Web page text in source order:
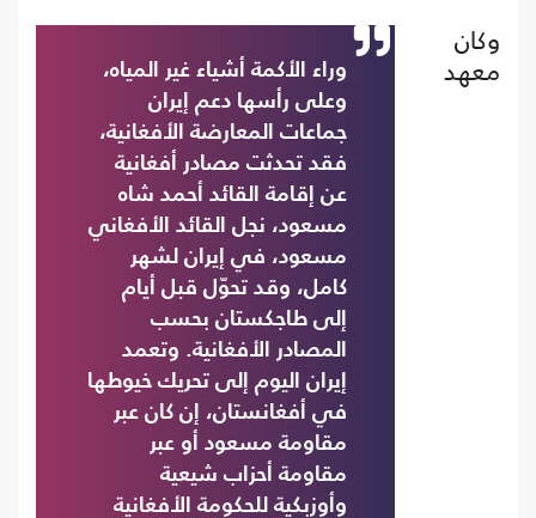
وراء الأكمة أشياء غير المياه،
وعلى رأسها دعم إيران
جماعات المعارضة الأفغانية،
فقد تحدثت مصادر أفغانية
عن إقامة القائد أحمد شاه
مسعود، نجل القائد الأفغاني
مسعود، في إيران لشهر
كامل، وقد تحوّل قبل أيام
إلى طاجكستان بحسب
المصادر الأفغانية. وتعمد
إيران اليوم إلى تحريك خيوطها
في أفغانستان، إن كان عبر
مقاومة مسعود أو عبر
مقاومة أحزاب شيعية
وأوزبكية للحكومة الأفغانية
وكان
معهد